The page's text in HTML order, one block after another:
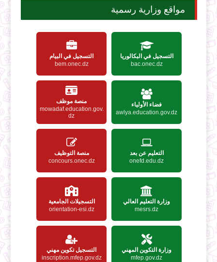
مواقع وزارية رسمية
التسجيل في البكالوريا
bac.onec.dz
التسجيل في البيام
bem.onec.dz
فضاء الأولياء
awlya.education.gov.dz
منصة موظف
mowadaf.education.gov.
dz
التعليم عن بعد
onefd.edu.dz
منصة التوظيف
concours.onec.dz
وزارة التعليم العالي
mesrs.dz
التسجيلات الجامعية
orientation-esi.dz
وزارة التكوين المهني
mfep.gov.dz
التسجيل تكوين مهني
inscription.mfep.gov.dz